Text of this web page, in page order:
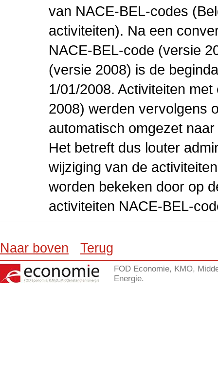
van NACE-BEL-codes
activiteiten). Na een
NACE-BEL-code (versie
(versie 2008) is de
1/01/2008. Activiteiten
2008) werden vervolgens
automatisch omgezet
Het betreft dus louter
wijziging van de
worden bekeken door op
activiteiten NACE-BEL-
Naar boven Terug
FOD Economie, KMO,
Energie.